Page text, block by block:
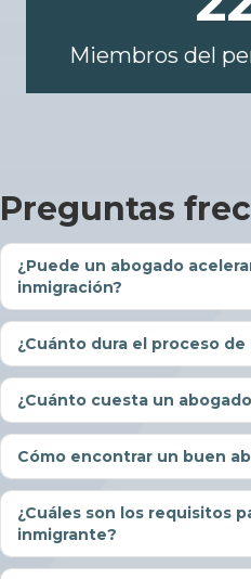
Miembros del
Preguntas
¿Puede un abogado
inmigración?
¿Cuánto dura el proceso
¿Cuánto cuesta un
Cómo encontrar un buen
¿Cuáles son los requisitos
inmigrante?